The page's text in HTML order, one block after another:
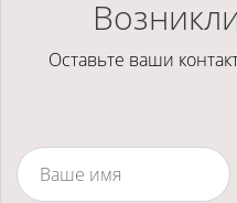
Оставьте ваши